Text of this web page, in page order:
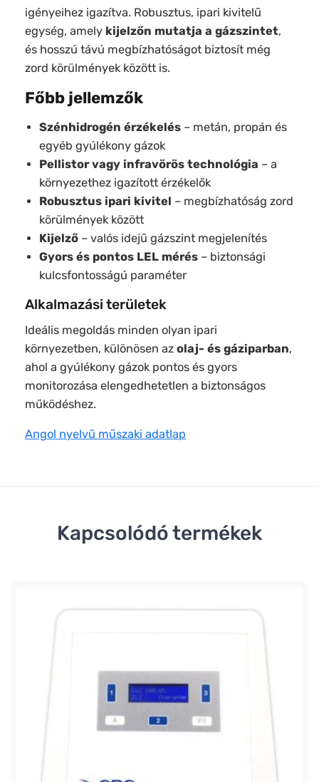
igényeihez igazítva. Robusztus, ipari kivitelű
egység, amely kijelzőn mutatja a gázszintet,
és hosszú távú megbízhatóságot biztosít még
zord körülmények között is.
Főbb jellemzők
Szénhidrogén érzékelés – metán, propán és
egyéb gyúlékony gázok
Pellistor vagy infravörös technológia – a
környezethez igazított érzékelők
Robusztus ipari kivitel – megbízhatóság zord
körülmények között
Kijelző – valós idejű gázszint megjelenítés
Gyors és pontos LEL mérés – biztonsági
kulcsfontosságú paraméter
Alkalmazási területek
Ideális megoldás minden olyan ipari
környezetben, különösen az olaj- és gáziparban,
ahol a gyúlékony gázok pontos és gyors
monitorozása elengedhetetlen a biztonságos
működéshez.
Angol nyelvű műszaki adatlap
Kapcsolódó termékek